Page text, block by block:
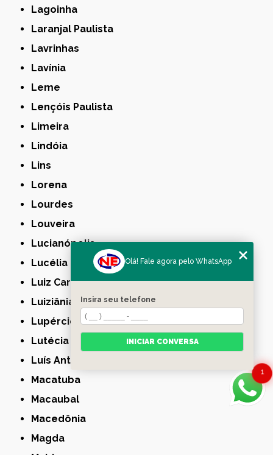
Lagoinha
Laranjal Paulista
Lavrinhas
Lavínia
Leme
Lençóis Paulista
Limeira
Lindóia
Lins
Lorena
Lourdes
Louveira
Lucianópolis
Lucélia
Luiz Carlos
Luiziânia
Lupércio
Lutécia
Luís Antônio
Macatuba
Macaubal
Macedônia
Magda
1
Olá! Fale agora pelo WhatsApp
Insira seu telefone
INICIAR CONVERSA